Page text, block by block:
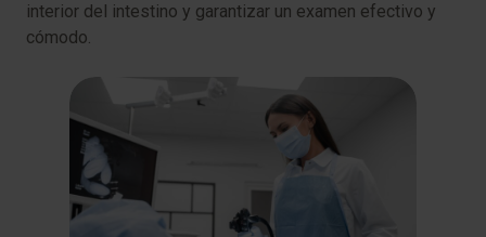
interior del intestino y garantizar un examen efectivo y
cómodo.